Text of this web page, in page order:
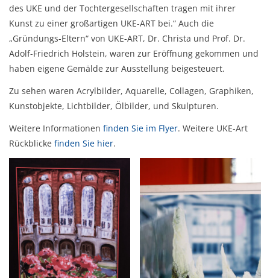
des UKE und der Tochtergesellschaften tragen mit ihrer
Kunst zu einer großartigen UKE-ART bei.“ Auch die
„Gründungs-Eltern“ von UKE-ART, Dr. Christa und Prof. Dr.
Adolf-Friedrich Holstein, waren zur Eröffnung gekommen und
haben eigene Gemälde zur Ausstellung beigesteuert.
Zu sehen waren Acrylbilder, Aquarelle, Collagen, Graphiken,
Kunstobjekte, Lichtbilder, Ölbilder, und Skulpturen.
Weitere Informationen finden Sie im Flyer. Weitere UKE-Art
Rückblicke finden Sie hier.